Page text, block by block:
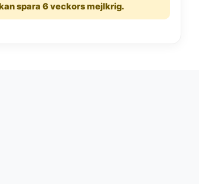
spara 6 veckors mejlkrig.